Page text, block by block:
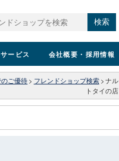
検索
ービス 会社概要 ・採用情報
ご優待 > フレンドショップ検索 > ナル
トタイの店